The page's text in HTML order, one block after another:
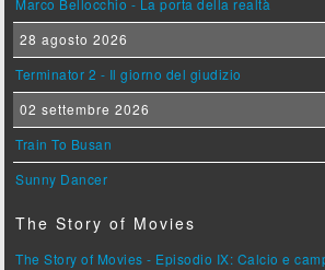
Marco Bellocchio - La porta della realtà
28 agosto 2026
Terminator 2 - Il giorno del giudizio
02 settembre 2026
Train To Busan
Sunny Dancer
The Story of Movies
The Story of Movies - Episodio IX: Calcio e